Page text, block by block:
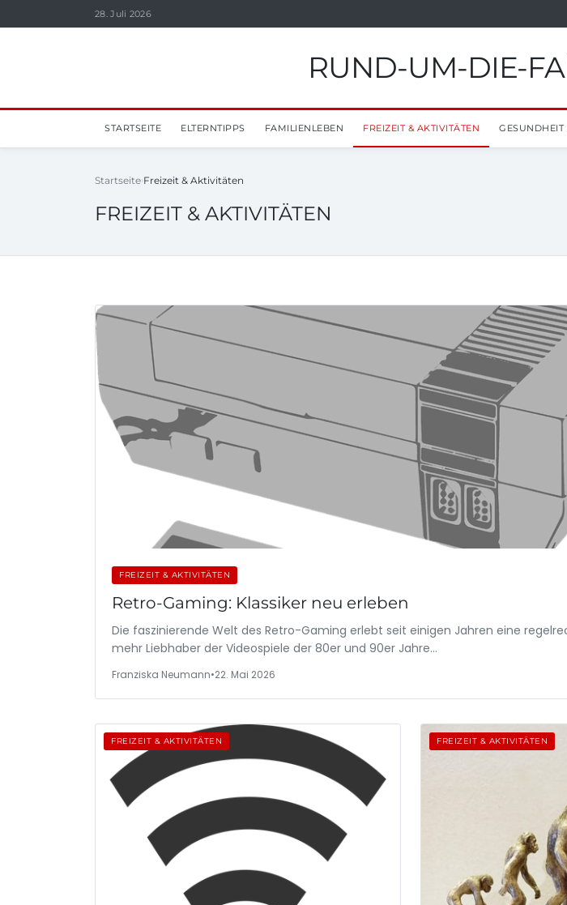
28. Juli 2026
RUND-UM-DIE-
STARTSEITE ELTERNTIPPS FAMILIENLEBEN FREIZEIT & AKTIVITÄTEN
Startseite Freizeit & Aktivitäten
FREIZEIT & AKTIVITÄTEN
FREIZEIT & AKTIVITÄTEN
Retro-Gaming: Klassiker neu erleben
Die faszinierende Welt des Retro-Gaming erlebt seit einigen Jahren eine
mehr Liebhaber der Videospiele der 80er und 90er Jahre…
Franziska Neumann•22. Mai 2026
FREIZEIT & AKTIVITÄTEN FREIZEIT & AKTIVITÄTEN